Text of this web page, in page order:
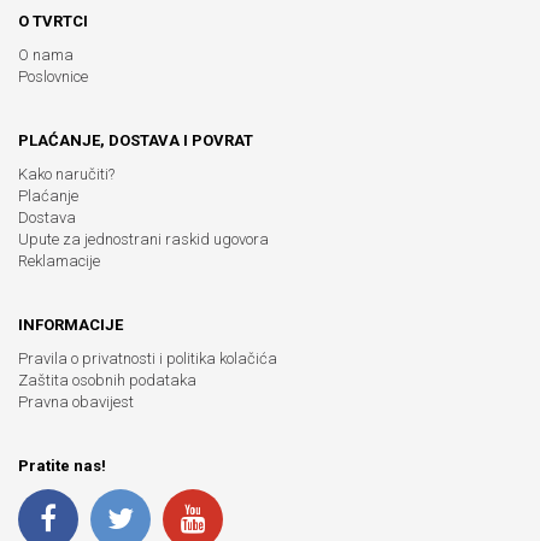
O TVRTCI
O nama
Poslovnice
PLAĆANJE, DOSTAVA I POVRAT
Kako naručiti?
Plaćanje
Dostava
Upute za jednostrani raskid ugovora
Reklamacije
INFORMACIJE
Pravila o privatnosti i politika kolačića
Zaštita osobnih podataka
Pravna obavijest
Pratite nas!